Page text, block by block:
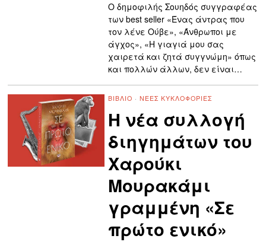
Ο δημοφιλής Σουηδός συγγραφέας
των best seller «Ένας άντρας που
τον λένε Ούβε», «Άνθρωποι με
άγχος», «Η γιαγιά μου σας
χαιρετά και ζητά συγγνώμη» όπως
και πολλών άλλων, δεν είναι…
ΒΙΒΛΊΟ · ΝΈΕΣ ΚΥΚΛΟΦΟΡΊΕΣ
Η νέα συλλογή
διηγημάτων του
Χαρούκι
Μουρακάμι
γραμμένη «Σε
πρώτο ενικό»